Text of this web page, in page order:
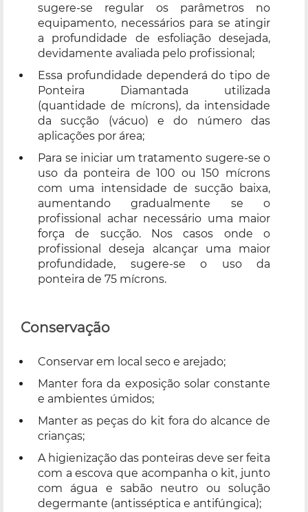
sugere-se regular os parâmetros no
equipamento, necessários para se atingir
a profundidade de esfoliação desejada,
devidamente avaliada pelo profissional;
Essa profundidade dependerá do tipo de
Ponteira Diamantada utilizada
(quantidade de mícrons), da intensidade
da sucção (vácuo) e do número das
aplicações por área;
Para se iniciar um tratamento sugere-se o
uso da ponteira de 100 ou 150 mícrons
com uma intensidade de sucção baixa,
aumentando gradualmente se o
profissional achar necessário uma maior
força de sucção. Nos casos onde o
profissional deseja alcançar uma maior
profundidade, sugere-se o uso da
ponteira de 75 mícrons.
Conservação
Conservar em local seco e arejado;
Manter fora da exposição solar constante
e ambientes úmidos;
Manter as peças do kit fora do alcance de
crianças;
A higienização das ponteiras deve ser feita
com a escova que acompanha o kit, junto
com água e sabão neutro ou solução
degermante (antisséptica e antifúngica);